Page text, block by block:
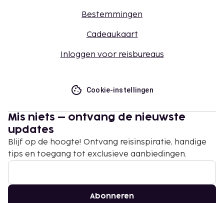
Bestemmingen
Cadeaukaart
Inloggen voor reisbureaus
Cookie-instellingen
Mis niets – ontvang de nieuwste
updates
Blijf op de hoogte! Ontvang reisinspiratie, handige
tips en toegang tot exclusieve aanbiedingen.
Abonneren